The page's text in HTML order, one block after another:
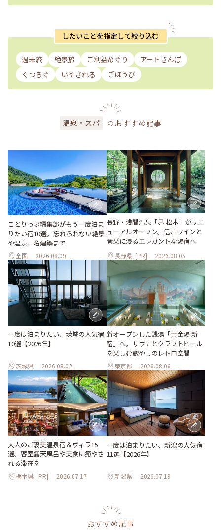
したいことを指定して絞り込む
週末旅 絶景旅 ご利益めぐり
アートさんぽ
くつろぐ
いやされる ごほうび
温泉・スパ のおすすめ記事
ことりっぷ編集部がもう一度泊ま
りたい宿10選。忘れられない絶景
や温泉、名建築まで
全国 2026.08.09
長野・浅間温泉「界 松本」がリニ
ューアルオープン。信州ワインと
音楽に浸るエレガントな湯宿へ
長野県 [PR] 2026.08.05
一度は泊まりたい、茨城の人気宿
10選【2026年】
茨城県 2026.08.02
新オープンした銭湯「黄金湯 新
宿」へ。サウナとクラフトビール
を楽しむ癒やしのレトロ空間
東京都 2026.08.06
大人のご褒美温泉宿＆ヴィラ15
選。客室露天風呂や美食に癒やさ
れる滞在を
栃木県 [PR] 2026.07.17
一度は泊まりたい、新潟の人気宿
11選【2026年】
新潟県 2026.07.19
おすすめ記事